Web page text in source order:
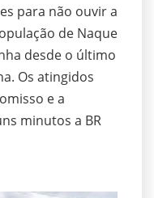
para não ouvir a
de Naque
desde o último
Os atingidos
e a
minutos a BR